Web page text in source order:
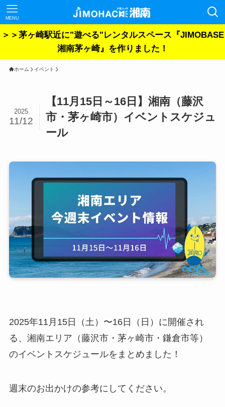
MENU
＞＞茅ヶ崎駅近に"遊べる"レンタルスペース『JIMOBASE
湘南茅ヶ崎』を作りました！
ホーム イベント
【11月15日～16日】湘南（藤沢
市・茅ヶ崎市）イベントスケジュ
ール
2025
11/12
2025年11月15日（土）〜16日（日）に開催され
る、湘南エリア（藤沢市・茅ヶ崎市・鎌倉市等）
のイベントスケジュールをまとめました！
週末のお出かけの参考にしてください。